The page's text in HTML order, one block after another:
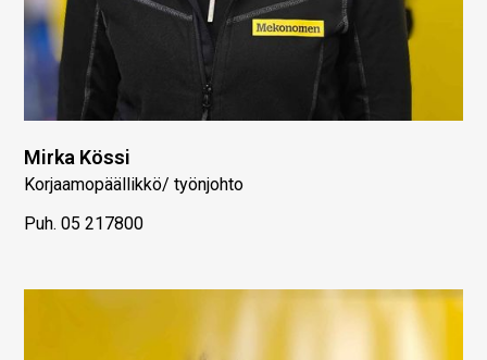
Mirka Kössi
Korjaamopäällikkö/ työnjohto
Puh.05 217800